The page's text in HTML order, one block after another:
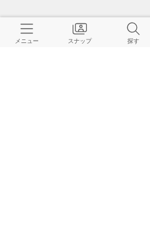
ご利用ガイド
メニュー スナップ 探す